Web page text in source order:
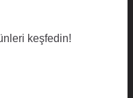
keşfedin!